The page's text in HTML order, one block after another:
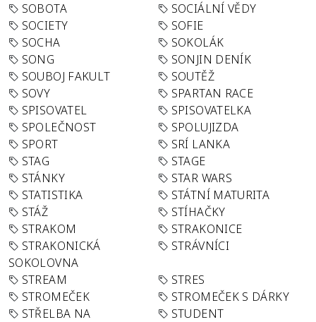
SOBOTA
SOCIÁLNÍ VĚDY
SOCIETY
SOFIE
SOCHA
SOKOLÁK
SONG
SONJIN DENÍK
SOUBOJ FAKULT
SOUTĚŽ
SOVY
SPARTAN RACE
SPISOVATEL
SPISOVATELKA
SPOLEČNOST
SPOLUJIZDA
SPORT
SRÍ LANKA
STAG
STAGE
STÁNKY
STAR WARS
STATISTIKA
STÁTNÍ MATURITA
STÁŽ
STÍHAČKY
STRAKOM
STRAKONICE
STRAKONICKÁ
SOKOLOVNA
STRÁVNÍCI
STREAM
STRES
STROMEČEK
STROMEČEK S DÁRKY
STŘELBA NA
STUDENT